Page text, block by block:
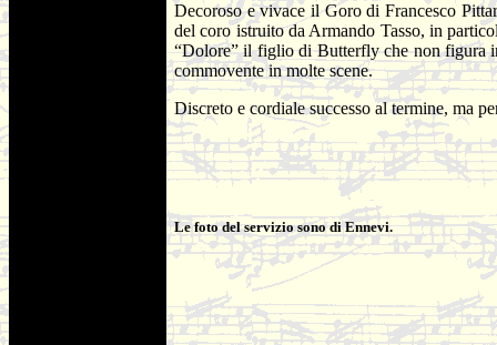
Decoroso e vivace il Goro di Francesco
del coro istruito da Armando Tasso, in
“Dolore” il figlio di Butterfly che non figura
commovente in molte scene.
Discreto e cordiale successo al termine, ma
Le foto del servizio sono di Ennevi.